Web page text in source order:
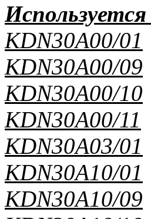
KDN30A00/01
KDN30A00/09
KDN30A00/10
KDN30A00/11
KDN30A03/01
KDN30A10/01
KDN30A10/09